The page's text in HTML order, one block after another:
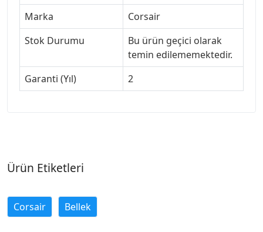
Marka
Corsair
Stok Durumu
Bu ürün geçici olarak
temin edilememektedir.
Garanti (Yıl)
2
Ürün Etiketleri
Corsair Bellek